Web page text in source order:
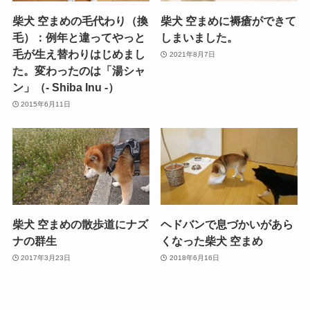
柴犬 空まめの毛代わり（換
毛）：例年と違ってやっと
毛が生え替わりはじめまし
た。変わったのは「湯シャ
ン」（- Shiba Inu -）
2015年6月11日
柴犬 空まめに褥瘡ができて
しまいました。
2021年8月7日
柴犬 空まめの散歩道にナズ
ナの群生
2017年3月23日
ヘドバンで息づかいがあら
くなった柴犬 空まめ
2018年6月16日